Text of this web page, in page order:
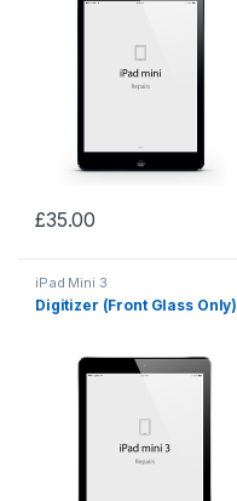
£35.00
iPad Mini 3
Digitizer (Front Glass Only)